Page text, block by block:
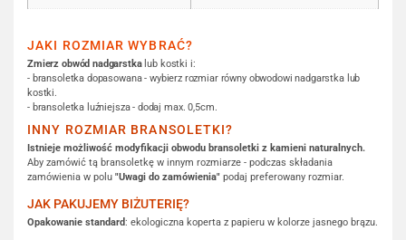
JAKI ROZMIAR WYBRAĆ?
Zmierz obwód nadgarstkalub kostki i:
- bransoletka dopasowana - wybierz rozmiar równy obwodowi nadgarstka lub
kostki.
- bransoletka luźniejsza - dodaj max. 0,5cm.
INNY ROZMIAR BRANSOLETKI?
Istnieje możliwość modyfikacji obwodu bransoletki z kamieni naturalnych.
Aby zamówić tą bransoletkę w innym rozmiarze - podczas składania
zamówienia w polu "Uwagi do zamówienia" podaj preferowany rozmiar.
JAK PAKUJEMY BIŻUTERIĘ?
Opakowanie standard: ekologiczna koperta z papieru w kolorze jasnego brązu.